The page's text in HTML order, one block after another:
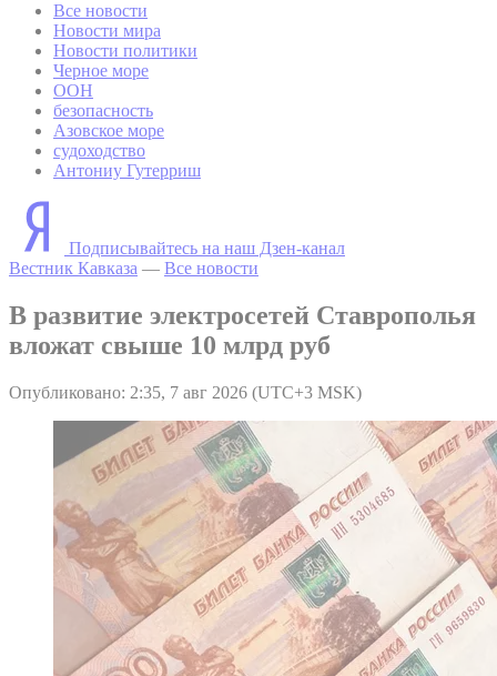
Все новости
Новости мира
Новости политики
Черное море
ООН
безопасность
Азовское море
судоходство
Антониу Гутерриш
Подписывайтесь на наш Дзен-канал
Вестник Кавказа — Все новости
В развитие электросетей Ставрополья
вложат свыше 10 млрд руб
Опубликовано: 2:35, 7 авг 2026 (UTC+3 MSK)